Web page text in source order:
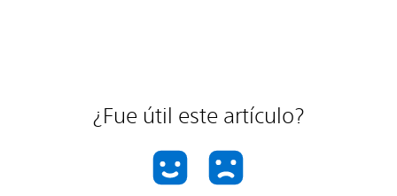
¿Fue útil este artículo?